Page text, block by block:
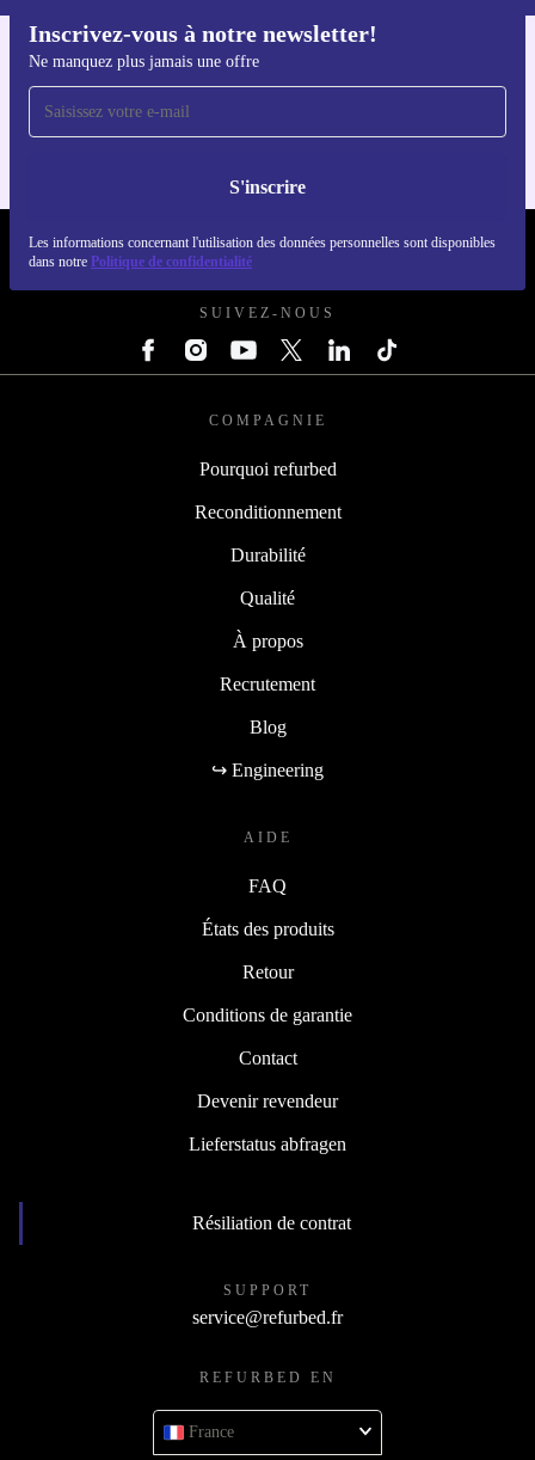
Inscrivez-vous à notre newsletter!
Ne manquez plus jamais une offre
S'inscrire
Les informations concernant l'utilisation des données personnelles sont disponibles
dans notre Politique de confidentialité
Téléchargez l'application refurbed
Pour iOS et Android
REFURBED FRANCE - RETHINK NEW.
SUIVEZ-NOUS
COMPAGNIE
Pourquoi refurbed
Reconditionnement
Durabilité
Qualité
À propos
Recrutement
Blog
↪ Engineering
AIDE
FAQ
États des produits
Retour
Conditions de garantie
Contact
Devenir revendeur
Lieferstatus abfragen
Résiliation de contrat
SUPPORT
service@refurbed.fr
REFURBED EN
France